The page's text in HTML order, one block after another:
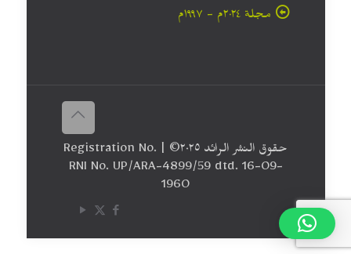
مجلة ۲۰۲٤م - ۱۹۹۷م
حقوق النشر الرائد ٢٠۲٥© | Registration No.
RNI No. UP/ARA-4899/59 dtd. 16-09-
1960